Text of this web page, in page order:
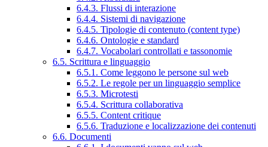
6.4.3. Flussi di interazione
6.4.4. Sistemi di navigazione
6.4.5. Tipologie di contenuto (content type)
6.4.6. Ontologie e standard
6.4.7. Vocabolari controllati e tassonomie
6.5. Scrittura e linguaggio
6.5.1. Come leggono le persone sul web
6.5.2. Le regole per un linguaggio semplice
6.5.3. Microtesti
6.5.4. Scrittura collaborativa
6.5.5. Content critique
6.5.6. Traduzione e localizzazione dei contenuti
6.6. Documenti